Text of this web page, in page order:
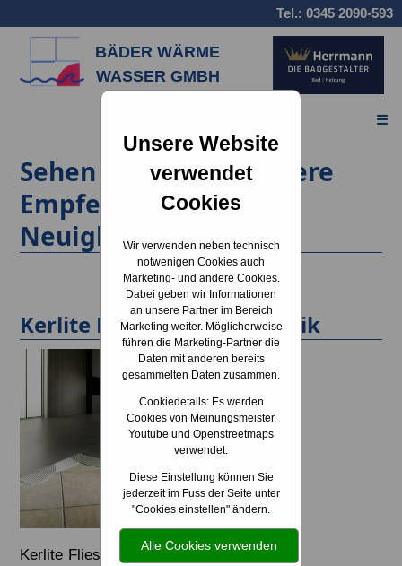
Tel.: 0345 2090-593
BÄDER WÄRME
WASSER GMBH
☰
Sehen Sie im Blog unsere
Empfehlungen und
Neuigkeiten
Kerlite Plus die Glaskeramik
Kerlite Fliesen – Bild:
Unsere Website
verwendet
Cookies
Wir verwenden neben technisch
notwenigen Cookies auch
Marketing- und andere Cookies.
Dabei geben wir Informationen
an unsere Partner im Bereich
Marketing weiter. Möglicherweise
führen die Marketing-Partner die
Daten mit anderen bereits
gesammelten Daten zusammen.
Cookiedetails: Es werden
Cookies von Meinungsmeister,
Youtube und Openstreetmaps
verwendet.
Diese Einstellung können Sie
jederzeit im Fuss der Seite unter
"Cookies einstellen" ändern.
Alle Cookies verwenden